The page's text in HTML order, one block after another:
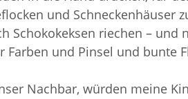
und Schneckenhäuser
Schokokeksen riechen – und
Farben und Pinsel und bunte
Nachbar, würden meine